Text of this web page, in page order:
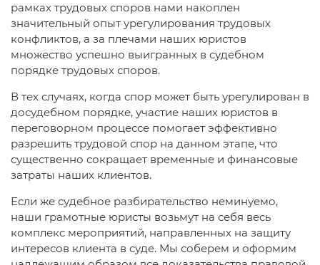
рамках трудовых споров нами накоплен
значительный опыт урегулирования трудовых
конфликтов, а за плечами наших юристов
множество успешно выигранных в судебном
порядке трудовых споров.
В тех случаях, когда спор может быть урегулирован в
досудебном порядке, участие наших юристов в
переговорном процессе помогает эффективно
разрешить трудовой спор на данном этапе, что
существенно сокращает временные и финансовые
затраты наших клиентов.
Если же судебное разбирательство неминуемо,
наши грамотные юристы возьмут на себя весь
комплекс мероприятий, направленных на защиту
интересов клиента в суде. Мы соберем и оформим